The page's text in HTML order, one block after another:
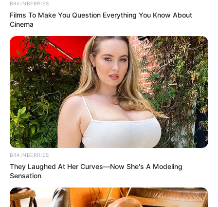
BRAINBERRIES
Films To Make You Question Everything You Know About
Cinema
BRAINBERRIES
They Laughed At Her Curves—Now She's A Modeling
Sensation